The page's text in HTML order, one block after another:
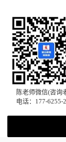
陈老师微信(咨询
电话：177-6255-